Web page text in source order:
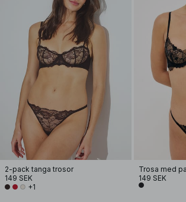
2-pack tanga trosor
149 SEK
+1
Trosa med
149 SEK